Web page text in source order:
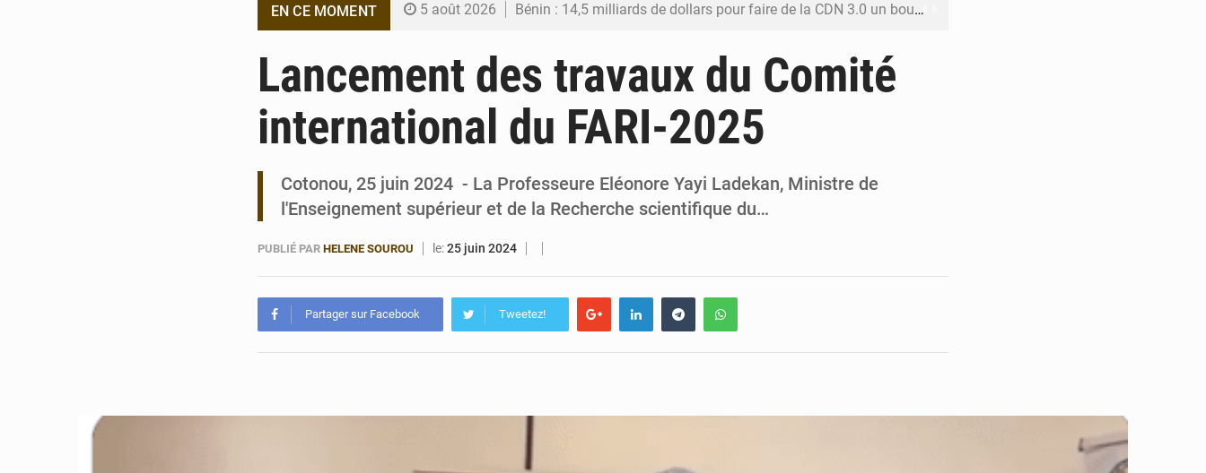
EN CE MOMENT 5 août 2026 Bénin : 14,5 milliards de dollars pour faire de la CDN 3.0 un bouclier économique
4 août 2026 FÉBÉBOXE : la gouvernance, premier combat de la mandature 2026-2030
3 août 2026 Valse des entraîneurs en Première Division béninoise
Lancement des travaux du Comité
international du FARI-2025
Cotonou, 25 juin 2024 - La Professeure Eléonore Yayi Ladekan, Ministre de
l'Enseignement supérieur et de la Recherche scientifique du…
PUBLIÉ PAR HELENE SOUROU le:25 juin 2024
Partager sur Facebook Tweetez!